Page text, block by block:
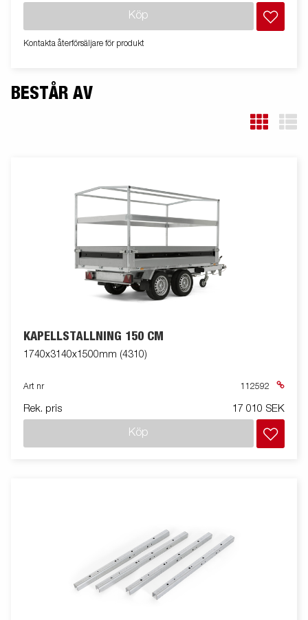
Vagnen på bilden kan vara extrautrustad.
Köp
Kontakta återförsäljare för produkt
BESTÅR AV
KAPELLSTÄLLNING 150 CM
1740x3140x1500mm (4310)
Art nr 112592
Rek. pris 17 010 SEK
Köp